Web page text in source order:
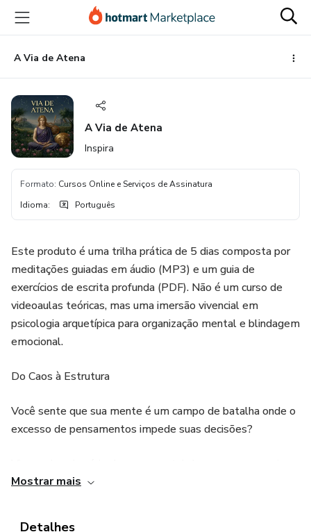
para
conteúdo
principal
para
pagamento
para
rodapé
A Via de Atena
A Via de Atena
Inspira
Formato: Cursos Online e Serviços de Assinatura
Idioma: Português
Este produto é uma trilha prática de 5 dias composta por
meditações guiadas em áudio (MP3) e um guia de
exercícios de escrita profunda (PDF). Não é um curso de
videoaulas teóricas, mas uma imersão vivencial em
psicologia arquetípica para organização mental e blindagem
emocional.
Do Caos à Estrutura
Você sente que sua mente é um campo de batalha onde o
excesso de pensamentos impede suas decisões?
nos afasta da nossa capacidade natural de realização. A Via
Mostrar mais
Detalhes